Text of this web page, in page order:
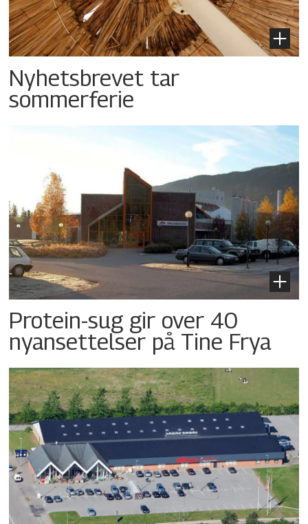
Nyhetsbrevet tar
sommerferie
Protein-sug gir over 40
nyansettelser på Tine Frya